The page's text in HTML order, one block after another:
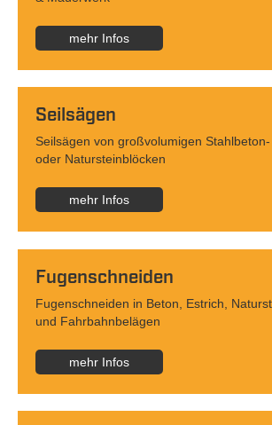
mehr Infos
Seilsägen
Seilsägen von großvolumigen Stahlbeton-
oder Natursteinblöcken
mehr Infos
Fugenschneiden
Fugenschneiden in Beton, Estrich,
und Fahrbahnbelägen
mehr Infos